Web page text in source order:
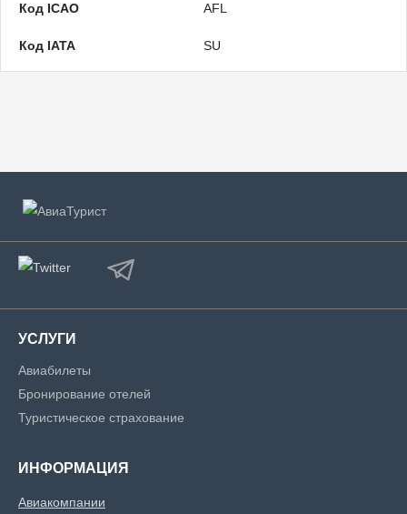
Код ICAO AFL
Код IATA SU
УСЛУГИ
Авиабилеты
Бронирование отелей
Туристическое страхование
ИНФОРМАЦИЯ
Авиакомпании